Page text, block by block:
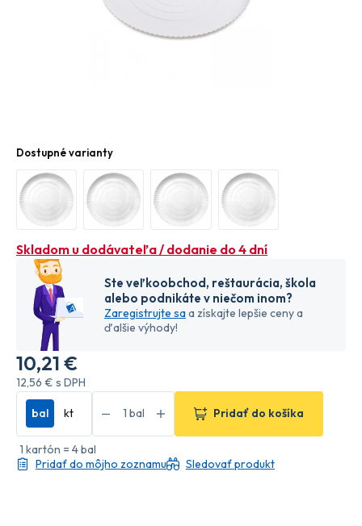
Dostupné varianty
Skladom u dodávateľa / dodanie do 4 dní
10,21 €
12 ,56 € s DPH
Ste veľkoobchod, reštaurácia, škola
alebo podnikáte v niečom inom?
Zaregistrujte saa získajte lepšie ceny a
ďalšie výhody!
bal kt Pridať do košíka
1 kartón = 4 bal
Pridať do môjho zoznamu
Sledovať produkt